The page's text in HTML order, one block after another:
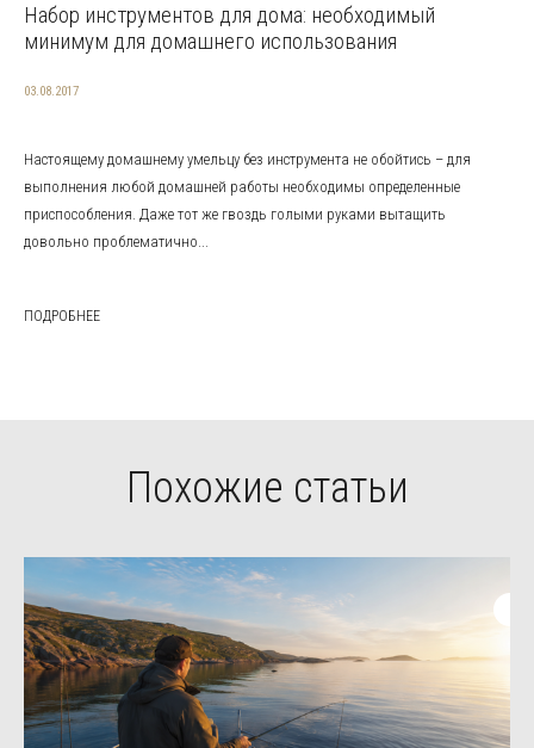
Набор инструментов для дома: необходимый
минимум для домашнего использования
03.08.2017
Настоящему домашнему умельцу без инструмента не обойтись – для
выполнения любой домашней работы необходимы определенные
приспособления. Даже тот же гвоздь голыми руками вытащить
довольно проблематично...
ПОДРОБНЕЕ
Похожие статьи